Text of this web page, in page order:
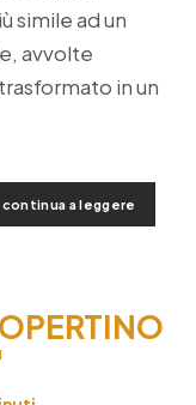
simile ad un
avvolte
in un
continua a leggere